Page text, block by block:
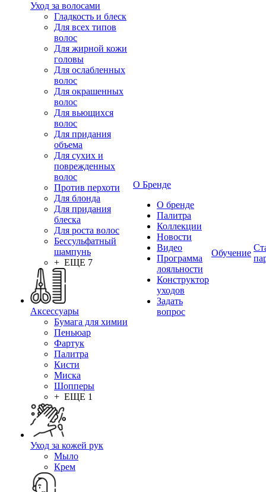
Уход за волосами
Гладкость и блеск
Для всех типов
волос
Для жирной кожи
головы
Для ослабленных
волос
Для окрашенных
волос
Для вьющихся
волос
Для придания
объема
Для сухих и
поврежденных
волос
Против перхоти
Для блонда
Для придания
блеска
Для роста волос
Бессульфатный
шампунь
+ ЕЩЕ 7
Аксессуары
Бумага для химии
Пеньюар
Фартук
Палитра
Кисти
Миска
Шопперы
+ ЕЩЕ 1
Уход за кожей рук
Мыло
Крем
О Бренде
О бренде
Палитра
Коллекции
Новости
Видео
Программа
лояльности
Конструктор
уходов
Задать
вопрос
Обучение